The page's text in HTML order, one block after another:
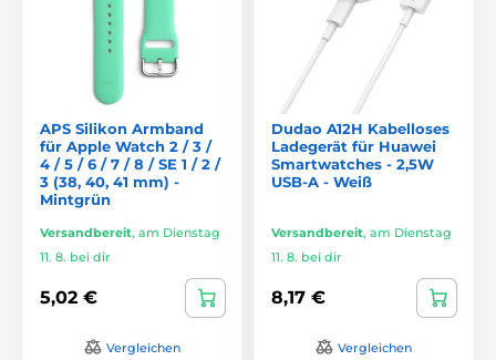
APS Silikon Armband
für Apple Watch 2 / 3 /
4 / 5 / 6 / 7 / 8 / SE 1 / 2 /
3 (38, 40, 41 mm) -
Mintgrün
Versandbereit, am Dienstag
11. 8. bei dir
5,02 €
Vergleichen
Dudao A12H Kabelloses
Ladegerät für Huawei
Smartwatches - 2,5W
USB-A - Weiß
Versandbereit, am Dienstag
11. 8. bei dir
8,17 €
Vergleichen